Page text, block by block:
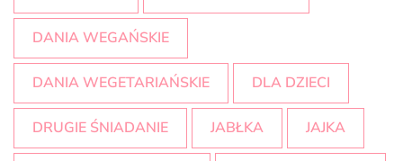
DANIA WEGAŃSKIE
DANIA WEGETARIAŃSKIE DLA DZIECI
DRUGIE ŚNIADANIE JABŁKA JAJKA